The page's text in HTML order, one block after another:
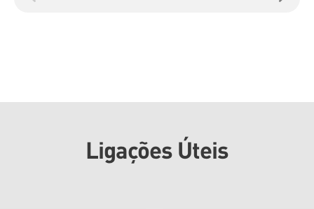
Ligações Úteis